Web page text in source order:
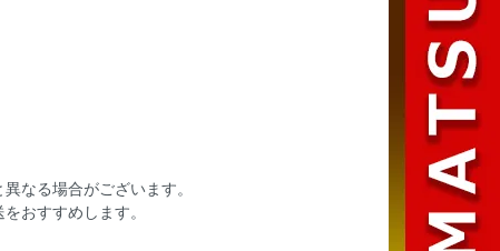
なる場合がございます。
おすすめします。